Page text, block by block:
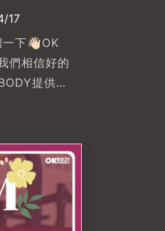
17
下👋🏻OK
們相信好的
提供舒
📋以循序
同好友的
在輕鬆氛
Body.
身好夥伴